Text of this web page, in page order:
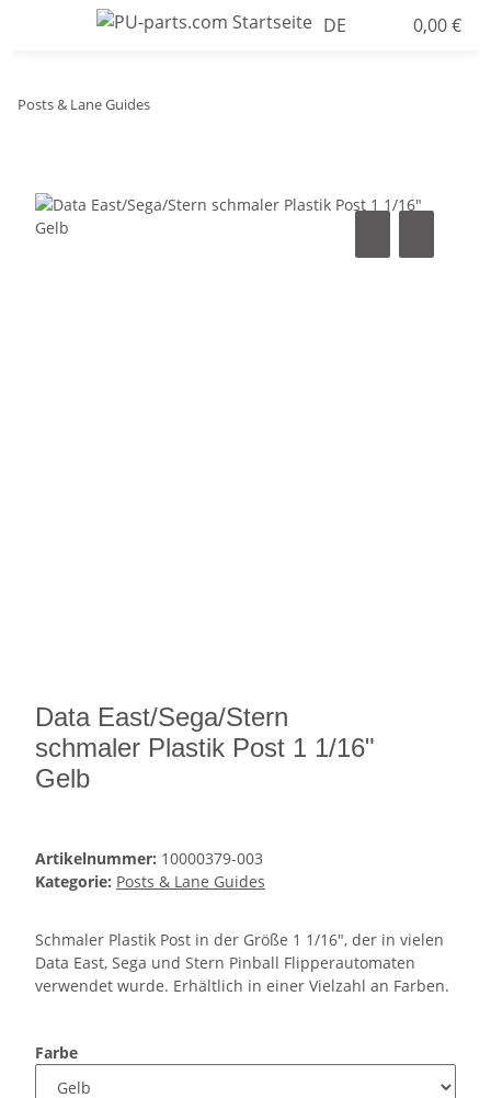
DE 0,00 €
Posts & Lane Guides
Data East/Sega/Stern
schmaler Plastik Post 1 1/16"
Gelb
Artikelnummer: 10000379-003
Kategorie: Posts & Lane Guides
Schmaler Plastik Post in der Größe 1 1/16", der in vielen
Data East, Sega und Stern Pinball Flipperautomaten
verwendet wurde. Erhältlich in einer Vielzahl an Farben.
Farbe